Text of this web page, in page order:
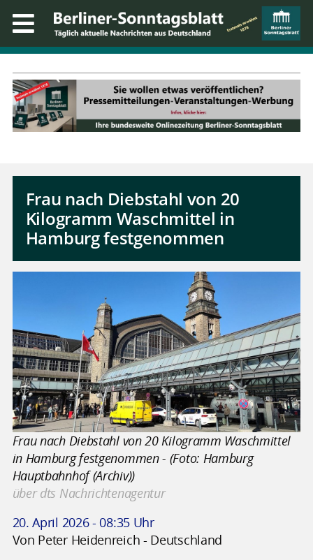
Frau nach Diebstahl von 20
Kilogramm Waschmittel in
Hamburg festgenommen
Frau nach Diebstahl von 20 Kilogramm Waschmittel
in Hamburg festgenommen - (Foto: Hamburg
Hauptbahnhof (Archiv))
über dts Nachrichtenagentur
20. April 2026 - 08:35 Uhr
Von Peter Heidenreich - Deutschland